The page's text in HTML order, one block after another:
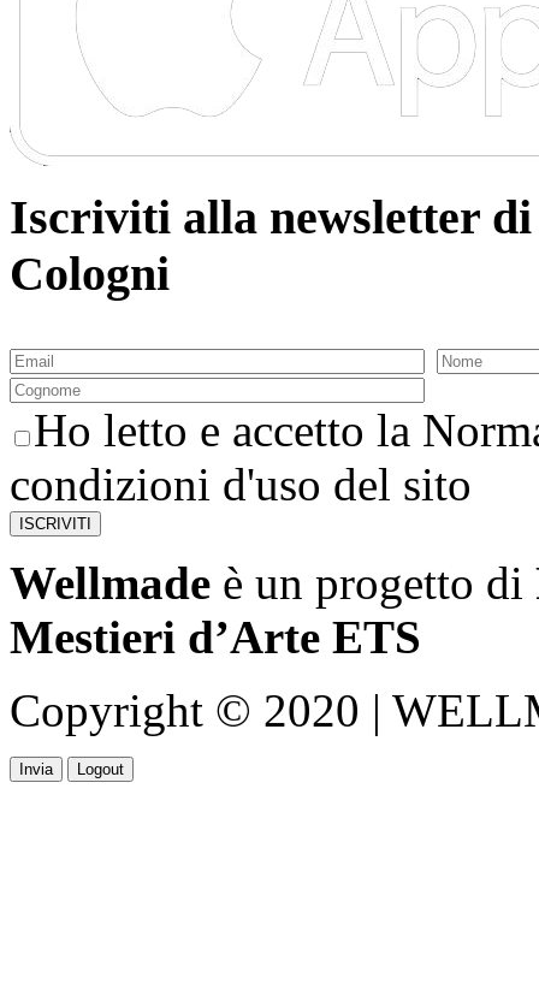
Iscriviti alla newsletter di
Cologni
Ho letto e accetto la
condizioni d'uso del sito
Wellmade è un progetto di
Mestieri d’Arte ETS
Copyright © 2020 |
Invia Logout